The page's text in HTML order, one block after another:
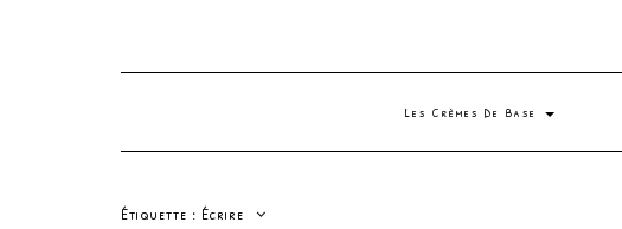
Les Crèmes De Base
Étiquette : Écrire